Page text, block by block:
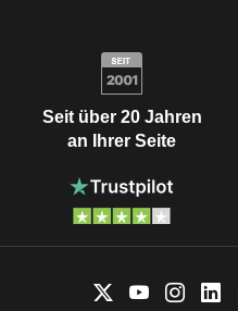
Seit über 20 Jahren
an Ihrer Seite